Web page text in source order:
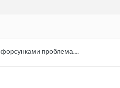
форсунками проблема....